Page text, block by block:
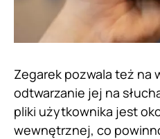
Zegarek pozwala też na
odtwarzanie jej na
pliki użytkownika jest
wewnętrznej, co